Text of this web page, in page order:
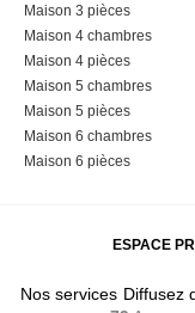
Maison 3 pièces
Maison 4 chambres
Maison 4 pièces
Maison 5 chambres
Maison 5 pièces
Maison 6 chambres
Maison 6 pièces
ESPACE
Nos services Diffusez